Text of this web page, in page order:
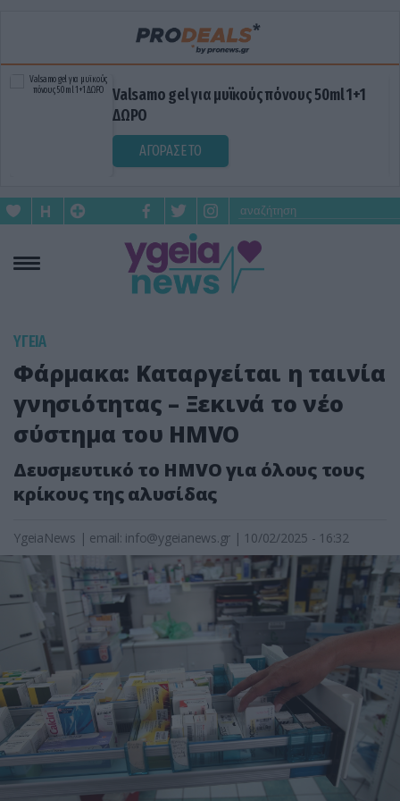
Valsamo gel για μυϊκούς πόνους 50ml 1+1
ΔΩΡΟ
ΑΓΟΡΑΣΕ ΤΟ
ΥΓΕΙΑ
Φάρμακα: Καταργείται η ταινία
γνησιότητας – Ξεκινά το νέο
σύστημα του HMVO
Δευσμευτικό το HMVO για όλους τους
κρίκους της αλυσίδας
YgeiaNews | email: info@ygeianews.gr | 10/02/2025 - 16:32